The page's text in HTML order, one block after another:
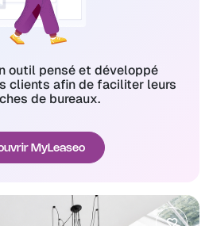
outil pensé et développé
clients afin de faciliter leurs
de bureaux.
MyLeaseo